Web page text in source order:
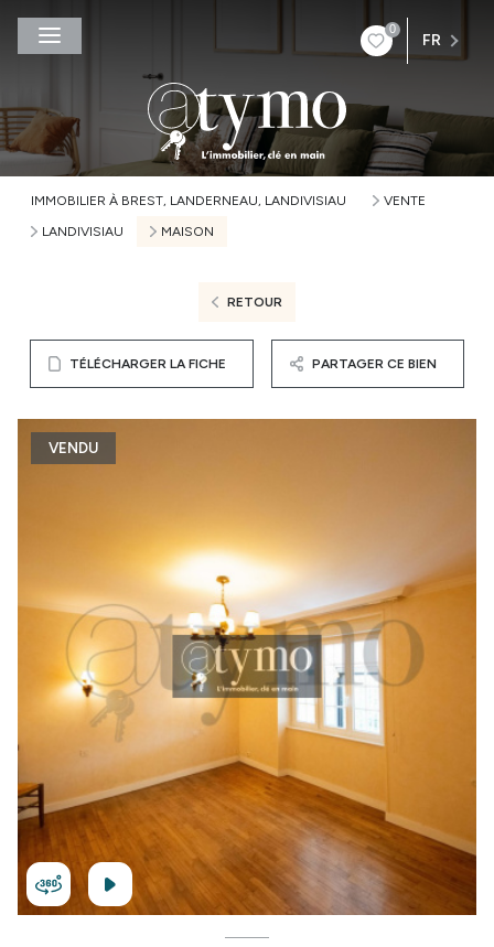
0
FR
IMMOBILIER À BREST, LANDERNEAU, LANDIVISIAU
VENTE
LANDIVISIAU
MAISON
RETOUR
TÉLÉCHARGER LA FICHE PARTAGER CE BIEN
VENDU